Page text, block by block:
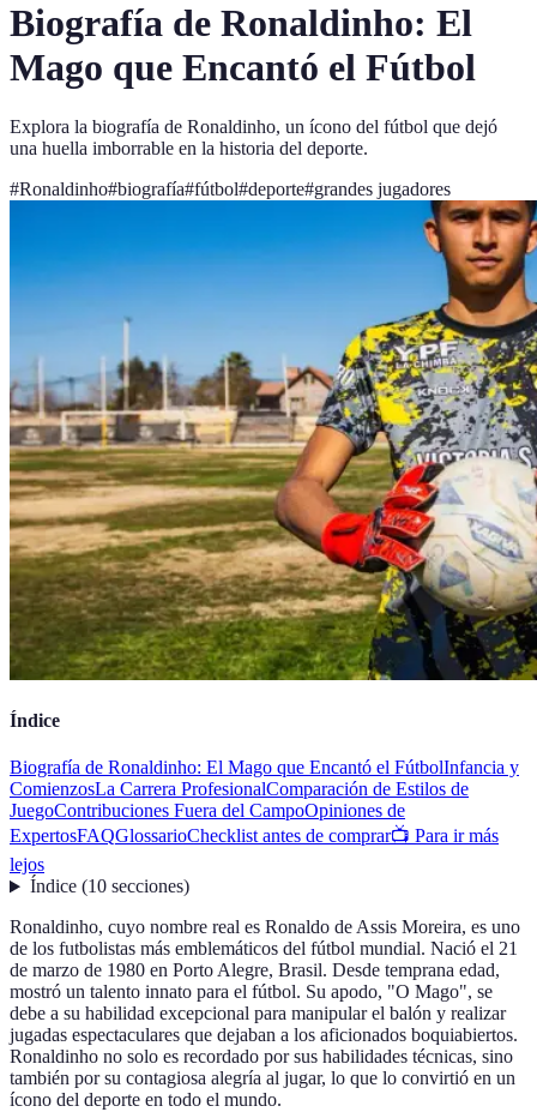
Biografía de Ronaldinho: El
Mago que Encantó el Fútbol
Explora la biografía de Ronaldinho, un ícono del fútbol que dejó
una huella imborrable en la historia del deporte.
#Ronaldinho#biografía#fútbol#deporte#grandes jugadores
Índice
Biografía de Ronaldinho: El Mago que Encantó el FútbolInfancia y
ComienzosLa Carrera ProfesionalComparación de Estilos de
JuegoContribuciones Fuera del CampoOpiniones de
ExpertosFAQGlossarioChecklist antes de comprar📺 Para ir más
lejos
Índice(10 secciones)
Ronaldinho, cuyo nombre real es Ronaldo de Assis Moreira, es uno
de los futbolistas más emblemáticos del fútbol mundial. Nació el 21
de marzo de 1980 en Porto Alegre, Brasil. Desde temprana edad,
mostró un talento innato para el fútbol. Su apodo, "O Mago", se
debe a su habilidad excepcional para manipular el balón y realizar
jugadas espectaculares que dejaban a los aficionados boquiabiertos.
Ronaldinho no solo es recordado por sus habilidades técnicas, sino
también por su contagiosa alegría al jugar, lo que lo convirtió en un
ícono del deporte en todo el mundo.